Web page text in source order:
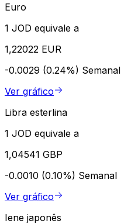
Euro
1 JOD equivale a
1,22022 EUR
-0.0029 (0.24%) Semanal
Ver gráfico
Libra esterlina
1 JOD equivale a
1,04541 GBP
-0.0010 (0.10%) Semanal
Ver gráfico
Iene japonês